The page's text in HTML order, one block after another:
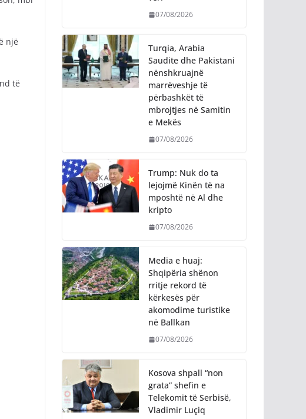
një
të
07/08/2026
Turqia, Arabia
Saudite dhe Pakistani
nënshkruajnë
marrëveshje të
përbashkët të
mbrojtjes në Samitin
e Mekës
07/08/2026
Trump: Nuk do ta
lejojmë Kinën të na
mposhtë në Al dhe
kripto
07/08/2026
Media e huaj:
Shqipëria shënon
rritje rekord të
kërkesës për
akomodime turistike
në Ballkan
07/08/2026
Kosova shpall “non
grata” shefin e
Telekomit të Serbisë,
Vladimir Luçiq